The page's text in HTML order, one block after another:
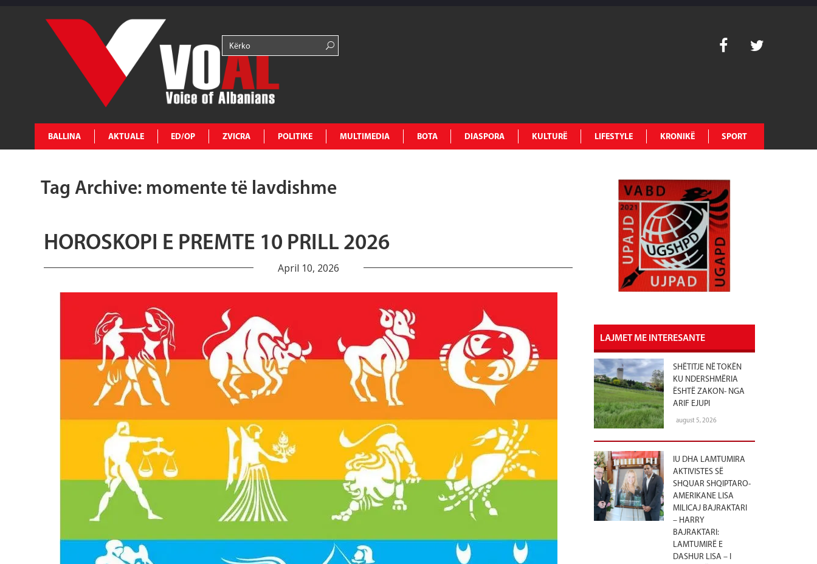
BALLINA AKTUALE ED/OP ZVICRA POLITIKE MULTIMEDIA BOTA DIASPORA KULTURË LIFESTYLE KRONIKË SPORT
Tag Archive: momente të lavdishme
HOROSKOPI E PREMTE 10 PRILL 2026
April 10, 2026
LAJMET ME INTERESANTE
SHËTITJE NË TOKËN
KU NDERSHMËRIA
ËSHTË ZAKON- NGA
ARIF EJUPI
august 5, 2026
IU DHA LAMTUMIRA
AKTIVISTES SË
SHQUAR SHQIPTARO-
AMERIKANE LISA
MILICAJ BAJRAKTARI
– HARRY
BAJRAKTARI:
LAMTUMIRË E
DASHUR LISA – I